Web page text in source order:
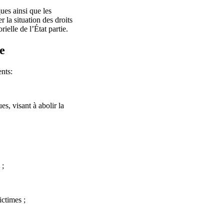
ainsi que les
la situation des droits
de l’État partie.
visant à abolir la
;
;